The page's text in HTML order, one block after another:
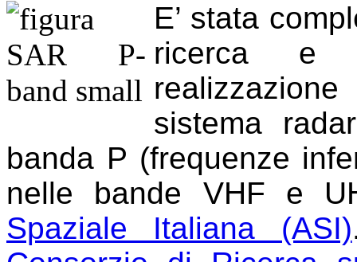
E’ stata
ricerca e
sistema
banda P (frequenze
nelle bande VHF e
Spaziale Italiana (ASI)